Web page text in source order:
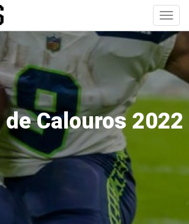
de Calouros 2022